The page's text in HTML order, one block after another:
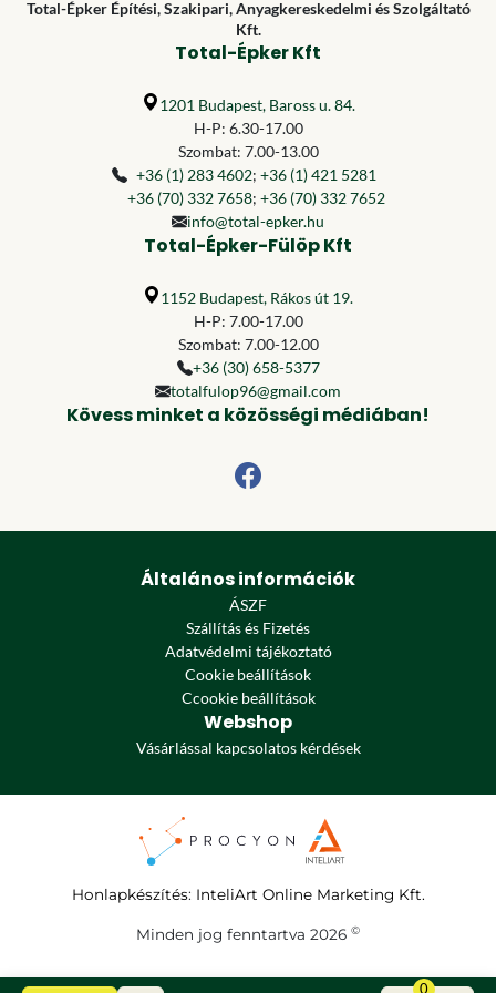
0
Total-Épker Építési, Szakipari, Anyagkereskedelmi és Szolgáltató
Kft.
Total-Épker Kft
1201 Budapest, Baross u. 84.
H-P: 6.30-17.00
Szombat: 7.00-13.00
+36 (1) 283 4602; +36 (1) 421 5281
+36 (70) 332 7658; +36 (70) 332 7652
info@total-epker.hu
Total-Épker-Fülöp Kft
1152 Budapest, Rákos út 19.
H-P: 7.00-17.00
Szombat: 7.00-12.00
+36 (30) 658-5377
totalfulop96@gmail.com
Kövess minket a közösségi médiában!
Általános információk
ÁSZF
Szállítás és Fizetés
Adatvédelmi tájékoztató
Cookie beállítások
Ccookie beállítások
Webshop
Vásárlással kapcsolatos kérdések
Honlapkészítés: InteliArt Online Marketing Kft.
Minden jog fenntartva 2026 ©